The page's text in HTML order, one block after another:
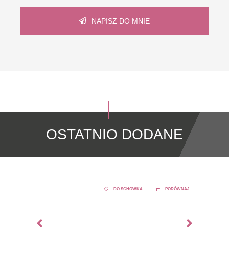
NAPISZ DO MNIE
OSTATNIO DODANE
DO SCHOWKA PORÓWNAJ